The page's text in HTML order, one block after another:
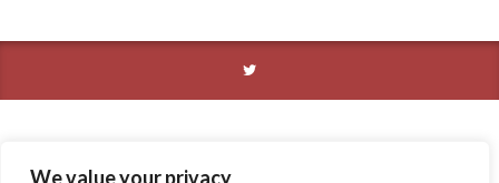
We value your privacy